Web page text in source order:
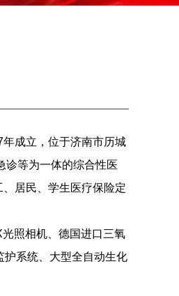
成立，位于济南市历城
诊等为一体的综合性医
居民、学生医疗保险定
照相机、德国进口三氧
系统、大型全自动生化